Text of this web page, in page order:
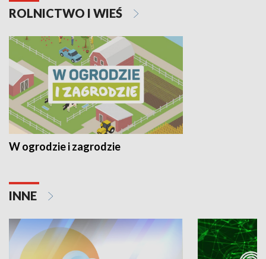
ROLNICTWO I WIEŚ
W ogrodzie i zagrodzie
INNE